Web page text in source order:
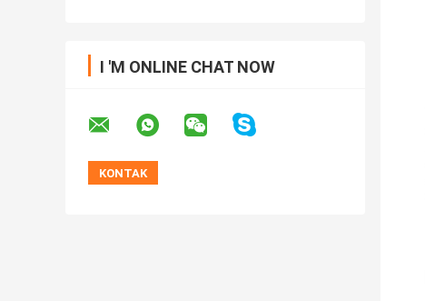
I 'M ONLINE CHAT NOW